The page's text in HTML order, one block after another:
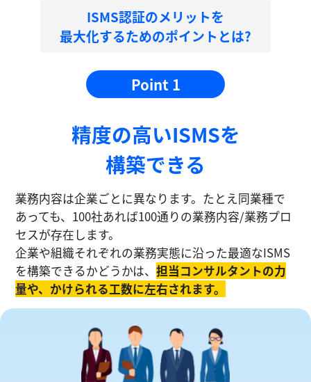
ISMS認証のメリットを
最大化するためのポイントとは?
Point 1
精度の⾼いISMSを
構築できる
業務内容は企業ごとに異なります。たとえ同業種で
あっても、100社あれば100通りの業務内容/業務プロ
セスが存在します。
企業や組織それぞれの業務実態に沿った最適なISMS
を構築できるかどうかは、担当コンサルタントの⼒
量や、かけられる工数に左右されます。